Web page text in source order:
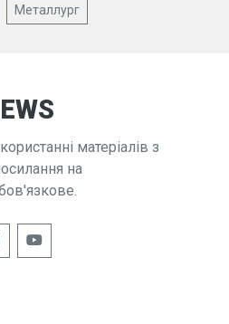
Металлург
матеріалів з
на